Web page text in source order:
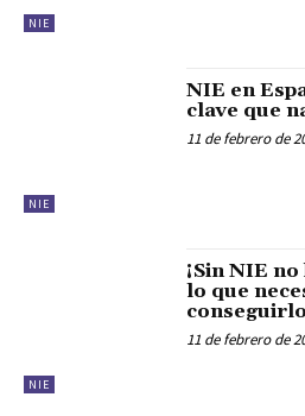
NIE
NIE
NIE en
clave que
11 de febrero de
NIE
¡Sin NIE
lo que
11 de febrero de